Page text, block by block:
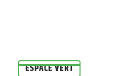
ESPACE VERT